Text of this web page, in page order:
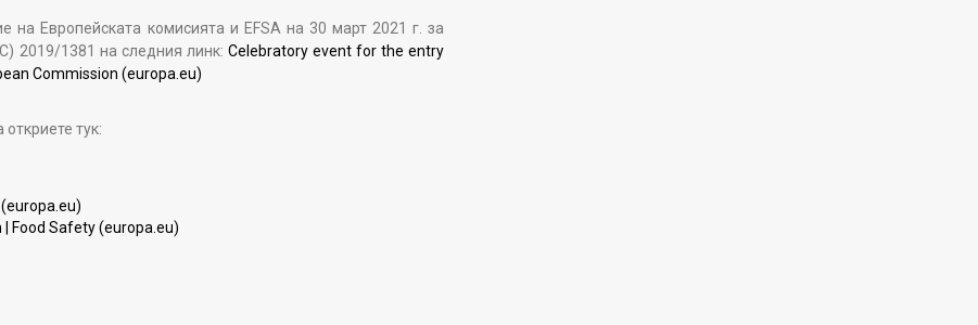
Европейската комисията и EFSA на 30 март 2021 г. за
2019/1381 на следния линк: Celebratory event for the entry
Commission (europa.eu)
тук:
Food Safety (europa.eu)